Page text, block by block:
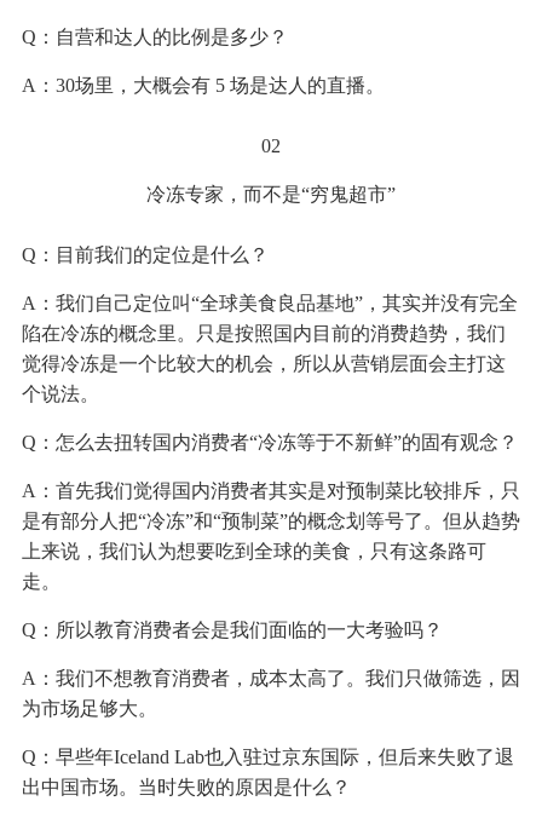
Q：自营和达人的比例是多少？
A：30场里，大概会有 5 场是达人的直播。
02
冷冻专家，而不是“穷鬼超市”
Q：目前我们的定位是什么？
A：我们自己定位叫“全球美食良品基地”，其实并没有完全
陷在冷冻的概念里。只是按照国内目前的消费趋势，我们
觉得冷冻是一个比较大的机会，所以从营销层面会主打这
个说法。
Q：怎么去扭转国内消费者“冷冻等于不新鲜”的固有观念？
A：首先我们觉得国内消费者其实是对预制菜比较排斥，只
是有部分人把“冷冻”和“预制菜”的概念划等号了。但从趋势
上来说，我们认为想要吃到全球的美食，只有这条路可
走。
Q：所以教育消费者会是我们面临的一大考验吗？
A：我们不想教育消费者，成本太高了。我们只做筛选，因
为市场足够大。
Q：早些年Iceland Lab也入驻过京东国际，但后来失败了退
出中国市场。当时失败的原因是什么？